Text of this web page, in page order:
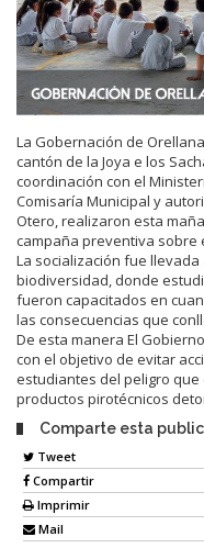
La Gobernación de
cantón de la Joya e los
coordinación con el
Comisaría Municipal y
Otero, realizaron esta
campaña preventiva sobre
La socialización fue
biodiversidad, donde
fueron capacitados en
las consecuencias que
De esta manera El
con el objetivo de evitar
estudiantes del peligro que
productos pirotécnicos
Comparte esta
Tweet
Compartir
Imprimir
Mail